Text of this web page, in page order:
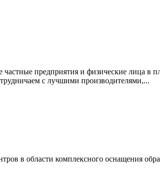
предприятия и физические лица в
с лучшими производителями,...
в области комплексного оснащения